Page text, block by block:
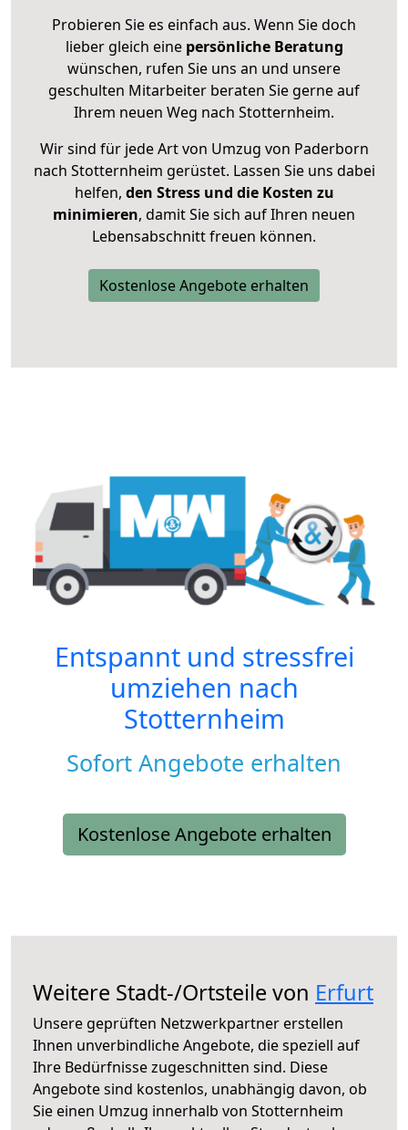
Probieren Sie es einfach aus. Wenn Sie doch
lieber gleich eine persönliche Beratung
wünschen, rufen Sie uns an und unsere
geschulten Mitarbeiter beraten Sie gerne auf
Ihrem neuen Weg nach Stotternheim.
Wir sind für jede Art von Umzug von Paderborn
nach Stotternheim gerüstet. Lassen Sie uns dabei
helfen, den Stress und die Kosten zu
minimieren, damit Sie sich auf Ihren neuen
Lebensabschnitt freuen können.
Kostenlose Angebote erhalten
Entspannt und stressfrei
umziehen nach
Stotternheim
Sofort Angebote erhalten
Kostenlose Angebote erhalten
Weitere Stadt-/Ortsteile von Erfurt
Unsere geprüften Netzwerkpartner erstellen
Ihnen unverbindliche Angebote, die speziell auf
Ihre Bedürfnisse zugeschnitten sind. Diese
Angebote sind kostenlos, unabhängig davon, ob
Sie einen Umzug innerhalb von Stotternheim